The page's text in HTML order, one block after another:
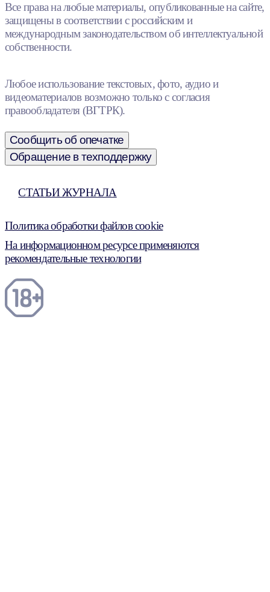
Все права на любые материалы, опубликованные на сайте,
защищены в соответствии с российским и
международным законодательством об интеллектуальной
собственности.
Любое использование текстовых, фото, аудио и
видеоматериалов возможно только с согласия
правообладателя (ВГТРК).
Сообщить об опечатке
Обращение в техподдержку
СТАТЬИ ЖУРНАЛА
Политика обработки файлов cookie
На информационном ресурсе применяются
рекомендательные технологии